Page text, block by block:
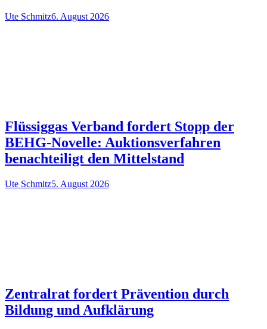
Ute Schmitz6. August 2026
Flüssiggas Verband fordert Stopp der
BEHG-Novelle: Auktionsverfahren
benachteiligt den Mittelstand
Ute Schmitz5. August 2026
Zentralrat fordert Prävention durch
Bildung und Aufklärung